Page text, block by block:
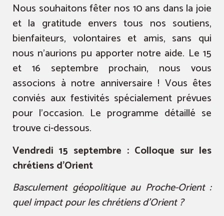
Nous souhaitons fêter nos 10 ans dans la joie
et la gratitude envers tous nos soutiens,
bienfaiteurs, volontaires et amis, sans qui
nous n’aurions pu apporter notre aide. Le 15
et 16 septembre prochain, nous vous
associons à notre anniversaire ! Vous êtes
conviés aux festivités spécialement prévues
pour l’occasion. Le programme détaillé se
trouve ci-dessous.
Vendredi 15 septembre : Colloque sur les
chrétiens d’Orient
Basculement géopolitique au Proche-Orient :
quel impact pour les chrétiens d’Orient ?